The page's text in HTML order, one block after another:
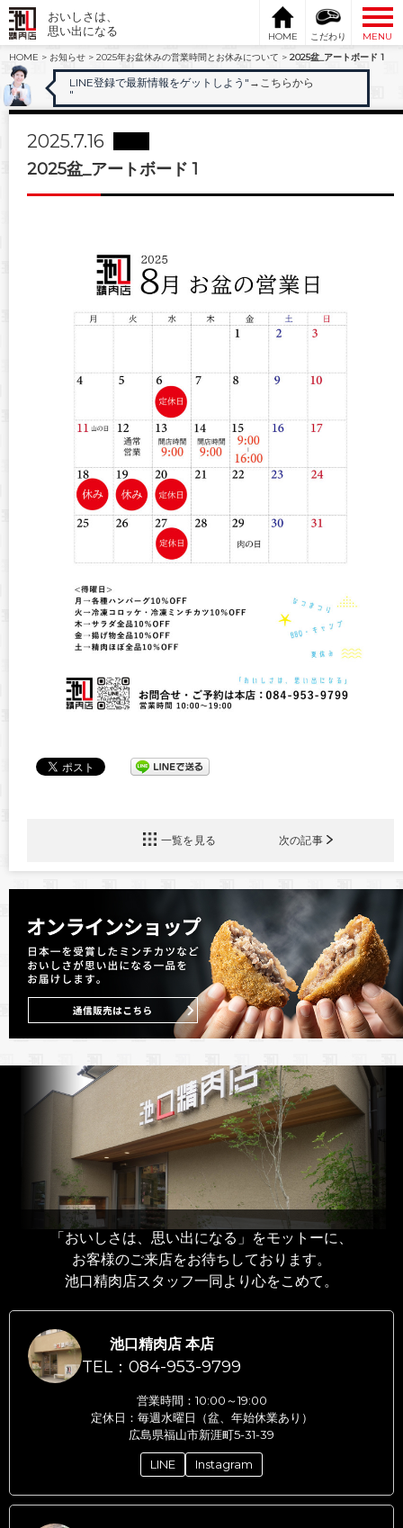
おいしさは、
思い出になる
HOME こだわり
MENU
HOME > お知らせ > 2025年お盆休みの営業時間とお休みについて > 2025盆_アートボード 1
LINE登録で最新情報をゲットしよう" →こちらから
"
2025.7.16
2025盆_アートボード 1
一覧を見る 次の記事
「おいしさは、思い出になる」をモットーに、
お客様のご来店をお待ちしております。
池口精肉店スタッフ一同より心をこめて。
池口精肉店 本店
TEL：084-953-9799
営業時間：10:00～19:00
定休日：毎週水曜日（盆、年始休業あり）
広島県福山市新涯町5-31-39
LINE Instagram